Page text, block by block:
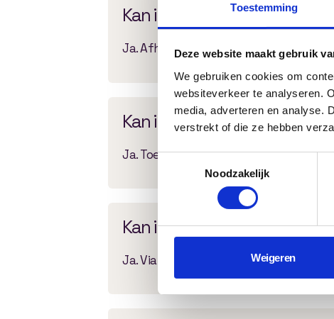
Toestemming
Deze website maakt gebruik
We gebruiken cookies om
websiteverkeer te analyseren.
media, adverteren en analyse.
verstrekt of die ze hebben
Toestemmingsselectie
Noodzakelijk
Weigeren
Kan ik rapportages
Ja. Afhankelijk van de gewenste
Kan ik leerresultaten meten?
Ja. Toetsresultaten, voortgang en
Kan ik zien welke cursussen
Ja. Via rapportages krijg je inzicht in